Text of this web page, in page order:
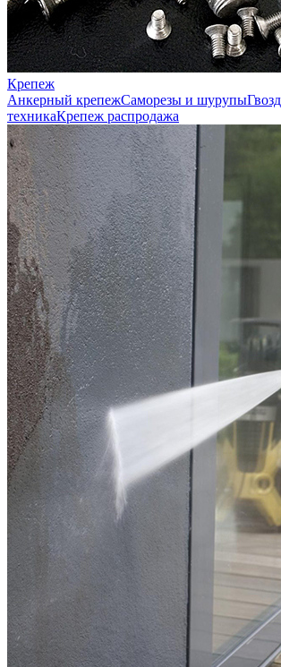
Крепеж
Анкерный крепежСаморезы и шурупы
техникаКрепеж распродажа